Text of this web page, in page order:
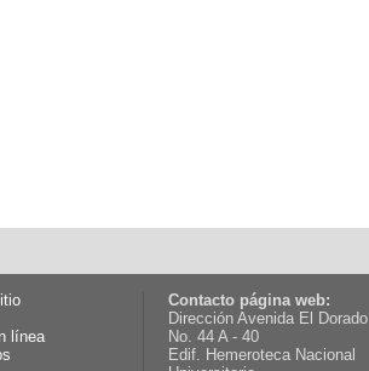
línea
Contacto página web:
Dirección Avenida El Dorado
No. 44 A - 40
Edif. Hemeroteca Nacional